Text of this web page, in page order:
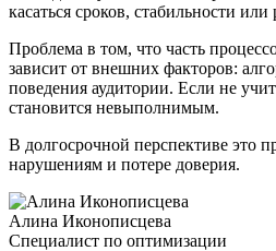
касаться сроков, стабильности или
Проблема в том, что часть
зависит от внешних факторов:
поведения аудитории. Если не
становится невыполнимым.
В долгосрочной перспективе это
нарушениям и потере доверия.
Алина Иконописцева
Специалист по оптимизации